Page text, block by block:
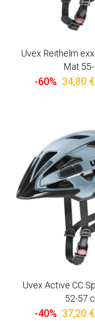
Uvex Reithelm
Mat
-60% 34,80 €
Uvex Active CC
52-57
-40% 37,20 €